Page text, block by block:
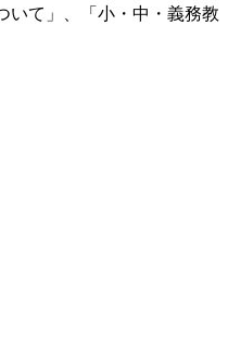
いて」、「小・中・義務教